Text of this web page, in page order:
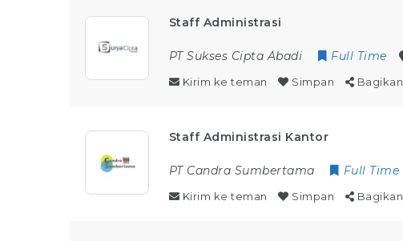
Staff Administrasi
PT Sukses Cipta Abadi Full Time
Kirim ke teman Simpan Bagikan
Staff Administrasi Kantor
PT Candra Sumbertama Full Time
Kirim ke teman Simpan Bagikan